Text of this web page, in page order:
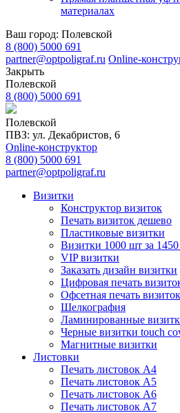
материалах
Ваш город: Полевской
8 (800) 5000 691
partner@optpoligraf.ru Online-
Закрыть
Полевской
8 (800) 5000 691
Полевской
ПВЗ: ул. Декабристов, 6
Online-конструктор
8 (800) 5000 691
partner@optpoligraf.ru
Визитки
Конструктор визиток
Печать визиток дешево
Пластиковые визитки
Визитки 1000 шт за
VIP визитки
Заказать дизайн визитки
Цифровая печать
Офсетная печать визиток
Шелкография
Ламинированные
Черные визитки touch
Магнитные визитки
Листовки
Печать листовок А4
Печать листовок А5
Печать листовок А6
Печать листовок А7